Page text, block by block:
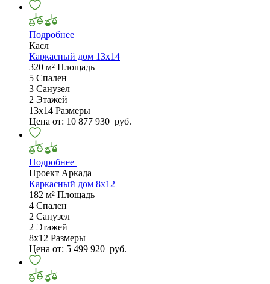
Подробнее
Касл
Каркасный дом 13х14
320 м² Площадь
5 Спален
3 Санузел
2 Этажей
13х14 Размеры
Цена от: 10 877 930 руб.
Подробнее
Проект Аркада
Каркасный дом 8х12
182 м² Площадь
4 Спален
2 Санузел
2 Этажей
8х12 Размеры
Цена от: 5 499 920 руб.